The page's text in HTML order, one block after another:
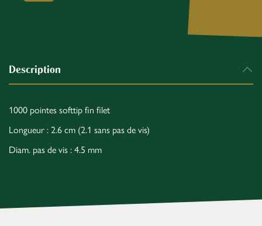
Description
1000 pointes softtip fin filet
Longueur : 2.6 cm (2.1 sans pas de vis)
Diam. pas de vis : 4.5 mm